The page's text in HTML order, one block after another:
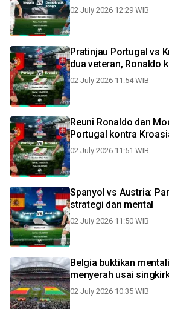
02 July 2026 12:29 WIB
Pratinjau Portugal vs
dua veteran, Ronaldo
02 July 2026 11:54 WIB
Reuni Ronaldo dan
Portugal kontra
02 July 2026 11:51 WIB
Spanyol vs Austria:
strategi dan mental
02 July 2026 11:50 WIB
Belgia buktikan
menyerah usai
02 July 2026 10:35 WIB